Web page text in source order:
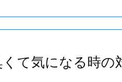
て気になる時の